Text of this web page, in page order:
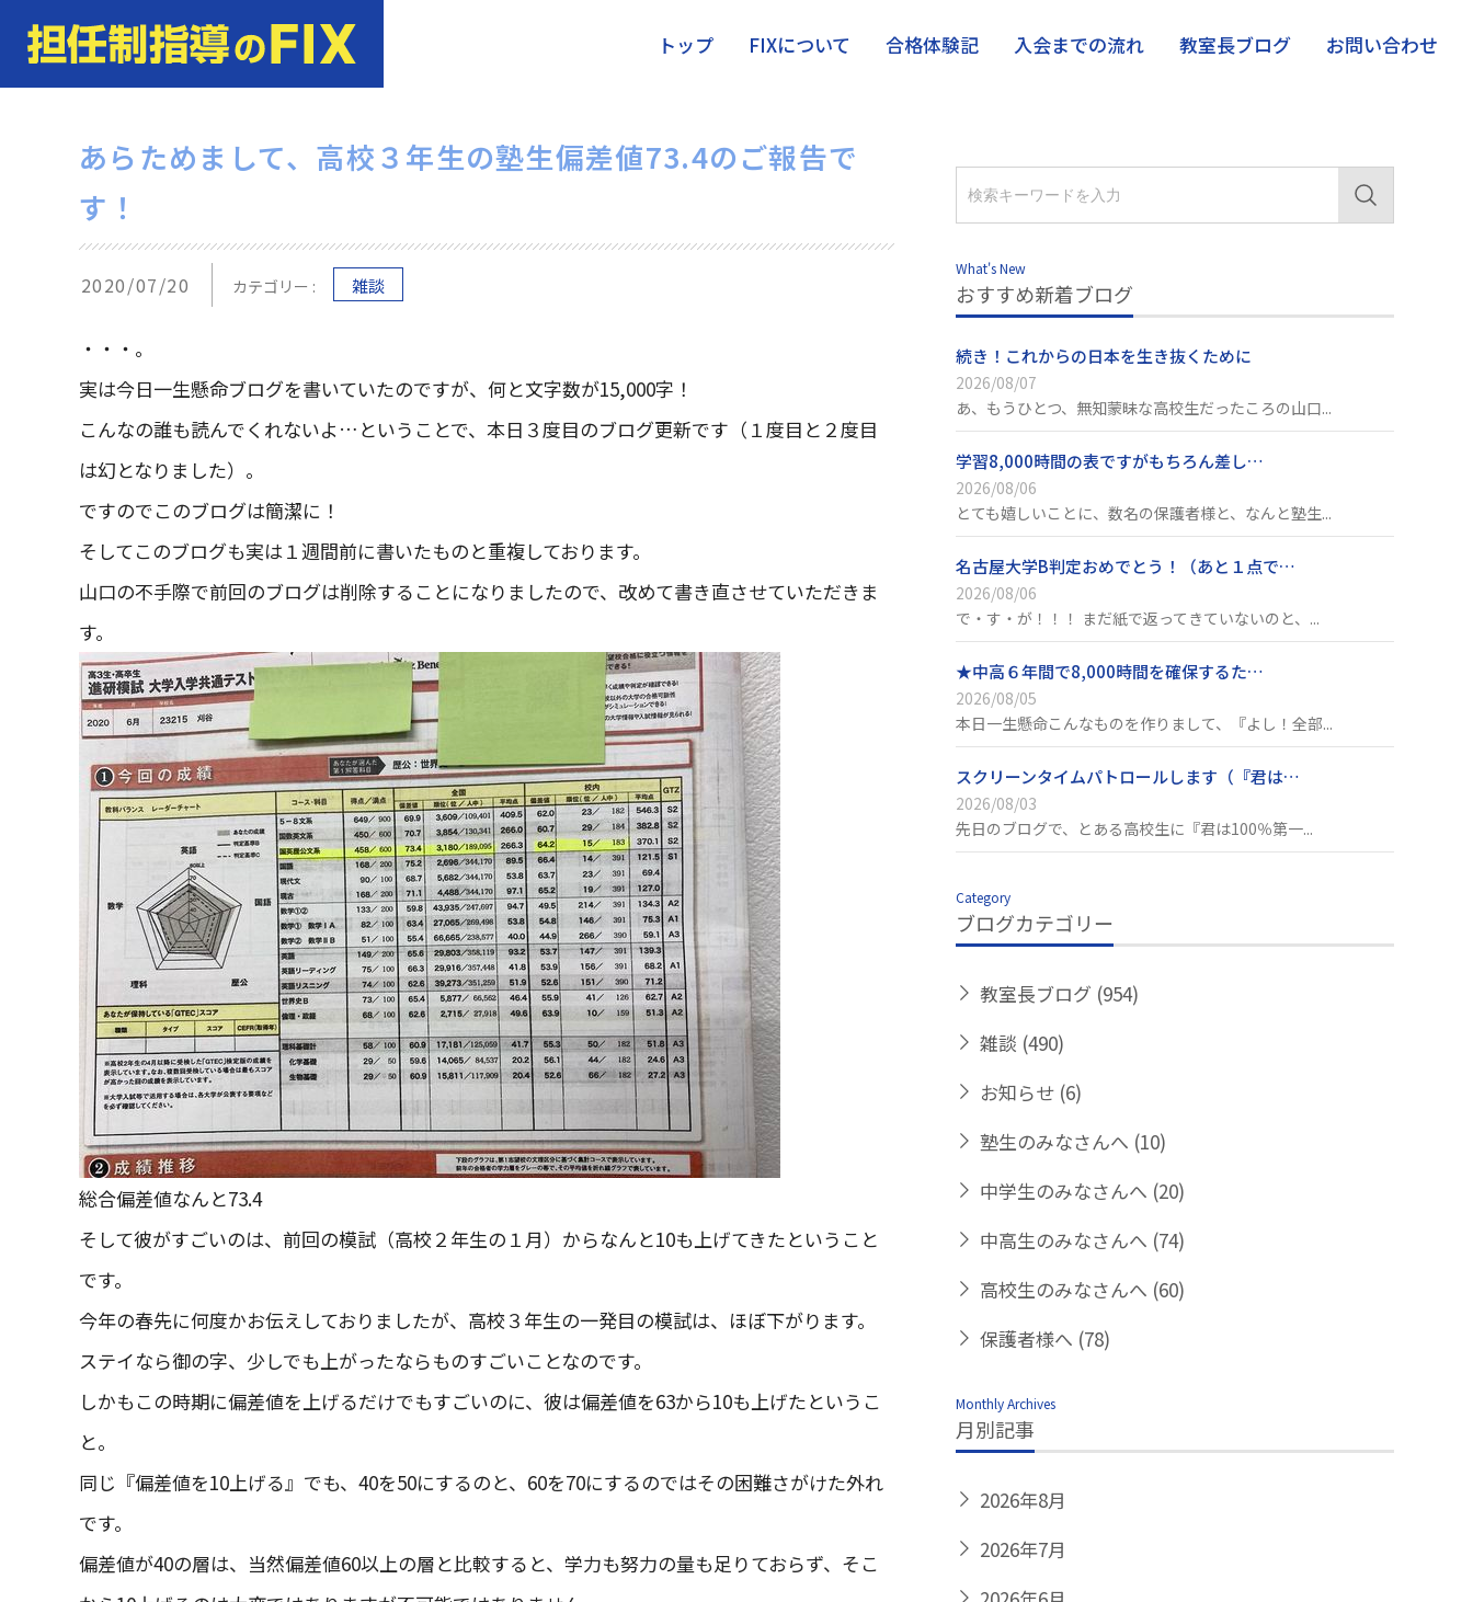
トップ FIXについて 合格体験記 入会までの流れ 教室長ブログ お問い合わせ
あらためまして、高校３年生の塾生偏差値73.4のご報告で
す！
2020/07/20 カテゴリー : 雑談
・・・。
実は今日一生懸命ブログを書いていたのですが、何と文字数が15,000字！
こんなの誰も読んでくれないよ…ということで、本日３度目のブログ更新です（１度目と２度目
は幻となりました）。
ですのでこのブログは簡潔に！
そしてこのブログも実は１週間前に書いたものと重複しております。
山口の不手際で前回のブログは削除することになりましたので、改めて書き直させていただきま
す。
総合偏差値なんと73.4
そして彼がすごいのは、前回の模試（高校２年生の１月）からなんと10も上げてきたということ
です。
今年の春先に何度かお伝えしておりましたが、高校３年生の一発目の模試は、ほぼ下がります。
ステイなら御の字、少しでも上がったならものすごいことなのです。
しかもこの時期に偏差値を上げるだけでもすごいのに、彼は偏差値を63から10も上げたというこ
と。
同じ『偏差値を10上げる』でも、40を50にするのと、60を70にするのではその困難さがけた外れ
です。
偏差値が40の層は、当然偏差値60以上の層と比較すると、学力も努力の量も足りておらず、そこ
What's New
おすすめ新着ブログ
続き！これからの日本を生き抜くために
2026/08/07
あ、もうひとつ、無知蒙昧な高校生だったころの山口...
学習8,000時間の表ですがもちろん差し…
2026/08/06
とても嬉しいことに、数名の保護者様と、なんと塾生...
名古屋大学B判定おめでとう！（あと１点で…
2026/08/06
で・す・が！！！ まだ紙で返ってきていないのと、...
★中高６年間で8,000時間を確保するた…
2026/08/05
本日一生懸命こんなものを作りまして、『よし！全部...
スクリーンタイムパトロールします（『君は…
2026/08/03
先日のブログで、とある高校生に『君は100％第一...
Category
ブログカテゴリー
教室長ブログ (954)
雑談 (490)
お知らせ (6)
塾生のみなさんへ (10)
中学生のみなさんへ (20)
中高生のみなさんへ (74)
高校生のみなさんへ (60)
保護者様へ (78)
Monthly Archives
月別記事
2026年8月
2026年7月